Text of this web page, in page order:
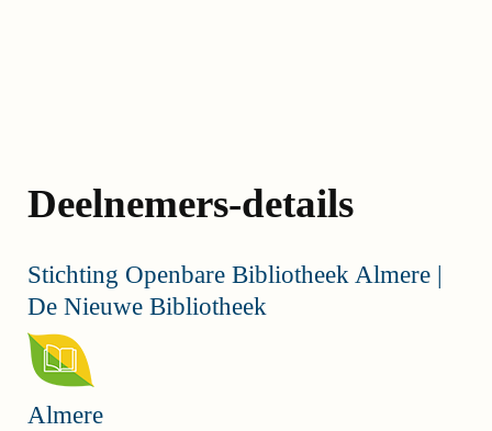
Deelnemers-details
Stichting Openbare Bibliotheek Almere |
De Nieuwe Bibliotheek
Almere